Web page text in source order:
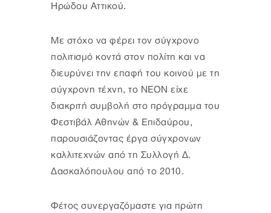
Ηρώδου Αττικού.
Με στόχο να φέρει τον σύγχρονο
πολιτισμό κοντά στον πολίτη και να
διευρύνει την επαφή του κοινού με τη
σύγχρονη τέχνη, το NEON είχε
διακριτή συμβολή στο πρόγραμμα του
Φεστιβάλ Αθηνών & Επιδαύρου,
παρουσιάζοντας έργα σύγχρονων
καλλιτεχνών από τη Συλλογή Δ.
Δασκαλόπουλου από το 2010.
Φέτος συνεργαζόμαστε για πρώτη